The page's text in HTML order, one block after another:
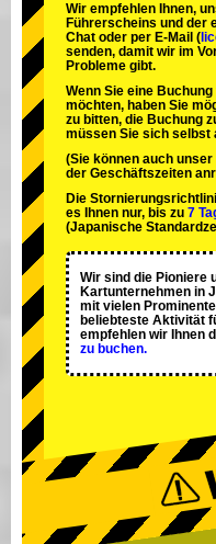
Wir empfehlen Ihnen,
Führerscheins und der
Chat oder per E-Mail (
senden, damit wir im
Probleme gibt.
Wenn Sie eine
möchten, haben Sie
zu bitten, die Buchung
müssen Sie sich selbst
(Sie können auch
der Geschäftszeiten
Die
es Ihnen nur, bis zu 7
(Japanische
Wir sind die Pioniere
Kartunternehmen in
mit vielen
beliebteste Aktivität
empfehlen wir Ihnen
zu buchen.